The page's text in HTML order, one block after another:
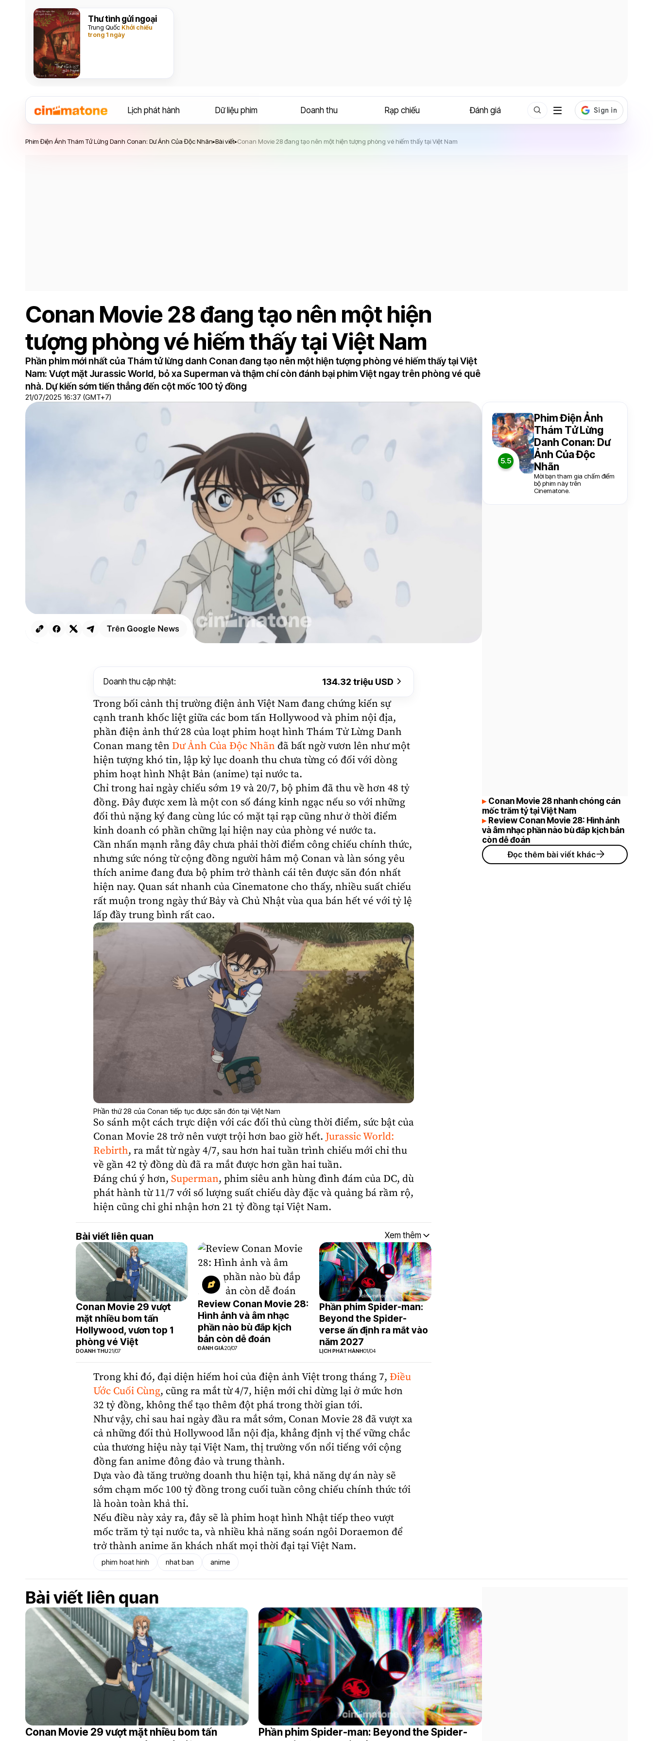
Thư tình gửi ngoại
Trung Quốc Khởi chiếu
trong 1 ngày
Lịch phát hành Dữ liệu phim Doanh thu Rạp chiếu Đánh giá
Phim Điện Ảnh Thám Tử Lừng Danh Conan: Dư Ảnh Của Độc Nhãn▸Bài viết▸Conan Movie 28 đang tạo nên một hiện tượng phòng vé hiếm thấy tại Việt Nam
Conan Movie 28 đang tạo nên một hiện
tượng phòng vé hiếm thấy tại Việt Nam
Phần phim mới nhất của Thám tử lừng danh Conan đang tạo nên một hiện tượng phòng vé hiếm thấy tại Việt
Nam: Vượt mặt Jurassic World, bỏ xa Superman và thậm chí còn đánh bại phim Việt ngay trên phòng vé quê
nhà. Dự kiến sớm tiến thẳng đến cột mốc 100 tỷ đồng
21/07/2025 16:37 (GMT+7)
Trên Google News
Doanh thu cập nhật: 134.32 triệu USD
Trong bối cảnh thị trường điện ảnh Việt Nam đang chứng kiến sự
cạnh tranh khốc liệt giữa các bom tấn Hollywood và phim nội địa,
phần điện ảnh thứ 28 của loạt phim hoạt hình Thám Tử Lừng Danh
Conan mang tên Dư Ảnh Của Độc Nhãn đã bất ngờ vươn lên như một
hiện tượng khó tin, lập kỷ lục doanh thu chưa từng có đối với dòng
phim hoạt hình Nhật Bản (anime) tại nước ta.
Chỉ trong hai ngày chiếu sớm 19 và 20/7, bộ phim đã thu về hơn 48 tỷ
đồng. Đây được xem là một con số đáng kinh ngạc nếu so với những
đối thủ nặng ký đang cùng lúc có mặt tại rạp cũng như ở thời điểm
kinh doanh có phần chững lại hiện nay của phòng vé nước ta.
Cần nhấn mạnh rằng đây chưa phải thời điểm công chiếu chính thức,
nhưng sức nóng từ cộng đồng người hâm mộ Conan và làn sóng yêu
thích anime đang đưa bộ phim trở thành cái tên được săn đón nhất
hiện nay. Quan sát nhanh của Cinematone cho thấy, nhiều suất chiếu
rất muộn trong ngày thứ Bảy và Chủ Nhật vùa qua bán hết vé với tỷ lệ
lấp đầy trung bình rất cao.
Phần thứ 28 của Conan tiếp tục được săn đón tại Việt Nam
So sánh một cách trực diện với các đối thủ cùng thời điểm, sức bật của
Conan Movie 28 trở nên vượt trội hơn bao giờ hết. Jurassic World:
Rebirth, ra mắt từ ngày 4/7, sau hơn hai tuần trình chiếu mới chỉ thu
về gần 42 tỷ đồng dù đã ra mắt được hơn gần hai tuần.
Đáng chú ý hơn, Superman, phim siêu anh hùng đình đám của DC, dù
phát hành từ 11/7 với số lượng suất chiếu dày đặc và quảng bá rầm rộ,
hiện cũng chỉ ghi nhận hơn 21 tỷ đồng tại Việt Nam.
Bài viết liên quan Xem thêm
Conan Movie 29 vượt
mặt nhiều bom tấn
Hollywood, vươn top 1
phòng vé Việt
DOANH THU21/07
Review Conan Movie 28:
Hình ảnh và âm nhạc
phần nào bù đắp kịch
bản còn dễ đoán
ĐÁNH GIÁ20/07
Phần phim Spider-man:
Beyond the Spider-
verse ấn định ra mắt vào
năm 2027
LỊCH PHÁT HÀNH01/04
Trong khi đó, đại diện hiếm hoi của điện ảnh Việt trong tháng 7, Điều
Ước Cuối Cùng, cũng ra mắt từ 4/7, hiện mới chỉ dừng lại ở mức hơn
32 tỷ đồng, không thể tạo thêm đột phá trong thời gian tới.
Như vậy, chỉ sau hai ngày đầu ra mắt sớm, Conan Movie 28 đã vượt xa
cả những đối thủ Hollywood lẫn nội địa, khẳng định vị thế vững chắc
của thương hiệu này tại Việt Nam, thị trường vốn nổi tiếng với cộng
đồng fan anime đông đảo và trung thành.
Dựa vào đà tăng trưởng doanh thu hiện tại, khả năng dự án này sẽ
sớm chạm mốc 100 tỷ đồng trong cuối tuần công chiếu chính thức tới
là hoàn toàn khả thi.
Nếu điều này xảy ra, đây sẽ là phim hoạt hình Nhật tiếp theo vượt
mốc trăm tỷ tại nước ta, và nhiều khả năng soán ngôi Doraemon để
trở thành anime ăn khách nhất mọi thời đại tại Việt Nam.
phim hoat hinh nhat ban anime
5.5
Phim Điện Ảnh
Thám Tử Lừng
Danh Conan: Dư
Ảnh Của Độc
Nhãn
Mời bạn tham gia chấm điểm
bộ phim này trên
Cinematone.
Conan Movie 28 nhanh chóng cán
mốc trăm tỷ tại Việt Nam
Review Conan Movie 28: Hình ảnh
và âm nhạc phần nào bù đắp kịch bản
còn dễ đoán
Đọc thêm bài viết khác
Bài viết liên quan
Conan Movie 29 vượt mặt nhiều bom tấn
Phần phim Spider-man: Beyond the Spider-